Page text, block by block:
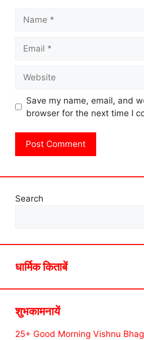
Save my name, email, and
browser for the next time I
Search
धार्मिक किताबें
शुभकामनायें
25+ Good Morning Vishnu